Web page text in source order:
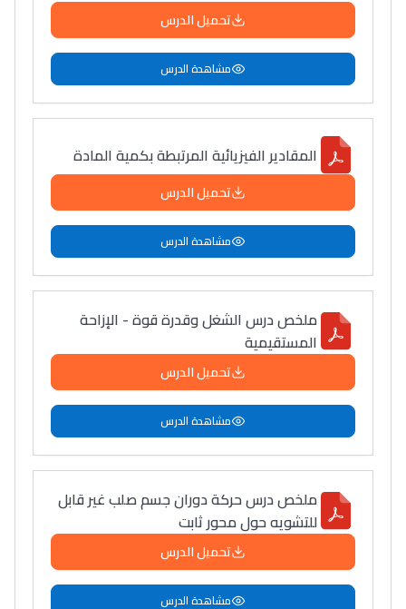
تحميل الدرس
مشاهدة الدرس
المقادير الفيزيائية المرتبطة بكمية المادة
تحميل الدرس
مشاهدة الدرس
ملخص درس الشغل وقدرة قوة - الإزاحة
المستقيمية
تحميل الدرس
مشاهدة الدرس
ملخص درس حركة دوران جسم صلب غير قابل
للتشويه حول محور ثابت
تحميل الدرس
مشاهدة الدرس